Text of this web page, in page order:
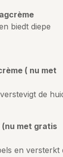
biedt diepe
( nu met
de
(nu met gratis
en versterkt